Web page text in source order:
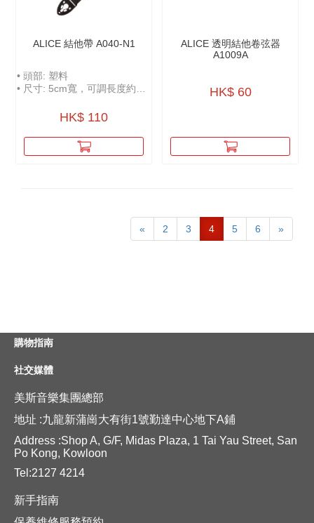
ALICE 結他帶 A040-N1
• 頭部: 塑料
• 尺寸: 5cm寬，可調長度約
• 可放置撥片HK$ 110
ALICE 透明結他卷弦器
A1009A
HK$ 60
« 2 3 4 5 6 »
購物指南
社交媒體
美斯音樂集團總部
地址 :九龍新蒲崗大有街1號勤達中心地下A鋪
Address :Shop A, G/F, Midas Plaza, 1 Tai Yau Street, San
Po Kong, Kowloon
Tel:2127 4214
新手指南